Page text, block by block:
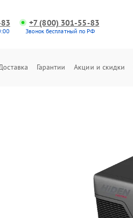
+7 (800) 301-55-83
Звонок бесплатный по РФ
Гарантии Акции и скидки